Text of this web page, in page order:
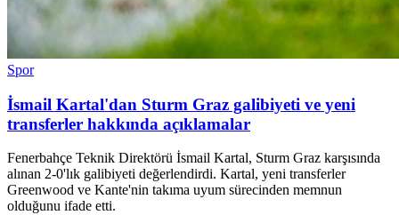
Spor
İsmail Kartal'dan Sturm Graz galibiyeti ve yeni
transferler hakkında açıklamalar
Fenerbahçe Teknik Direktörü İsmail Kartal, Sturm Graz karşısında
alınan 2-0'lık galibiyeti değerlendirdi. Kartal, yeni transferler
Greenwood ve Kante'nin takıma uyum sürecinden memnun
olduğunu ifade etti.